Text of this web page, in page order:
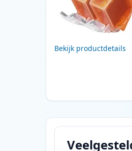
Bekijk productdetails